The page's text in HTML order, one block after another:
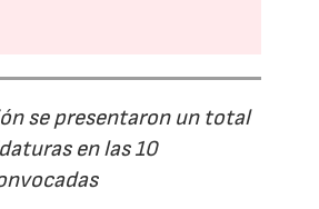
se presentaron un total
en las 10